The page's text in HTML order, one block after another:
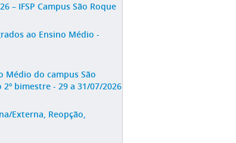
– IFSP Campus São Roque
ao Ensino Médio -
Médio do campus São
bimestre - 29 a 31/07/2026
Externa, Reopção,